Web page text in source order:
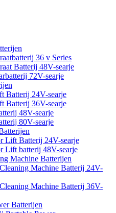
36 v Series
Batterij 48V-searje
72V-searje
Batterij 24V-searje
Batterij 36V-searje
48V-searje
80V-searje
Lift Batterij 24V-searje
Lift batterij 48V-searje
Machine Batterijen
Machine Batterij 24V-
Machine Batterij 36V-
Batterijen